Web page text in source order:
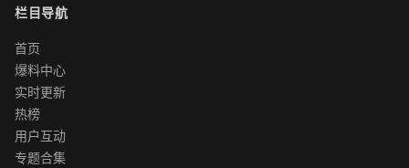
栏目导航
首页
爆料中心
实时更新
热榜
用户互动
专题合集